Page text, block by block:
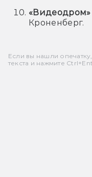
«Видеодром»
Кроненберг.
Если вы нашли
текста и нажмите